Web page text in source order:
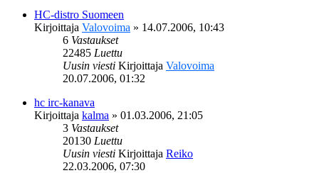
HC-distro Suomeen
Kirjoittaja Valovoima » 14.07.2006, 10:43
6 Vastaukset
22485 Luettu
Uusin viesti Kirjoittaja Valovoima
20.07.2006, 01:32
hc irc-kanava
Kirjoittaja kalma » 01.03.2006, 21:05
3 Vastaukset
20130 Luettu
Uusin viesti Kirjoittaja Reiko
22.03.2006, 07:30